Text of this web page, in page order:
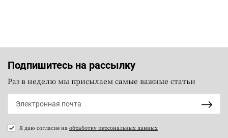
Подпишитесь на рассылку
Раз в неделю мы присылаем самые важные статьи
Я даю согласие на обработку персональных данных